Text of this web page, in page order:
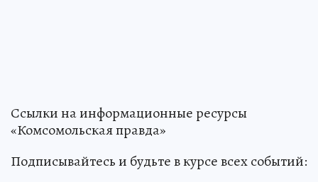
Ссылки на информационные ресурсы
«Комсомольская правда»
Подписывайтесь и будьте в курсе всех событий: